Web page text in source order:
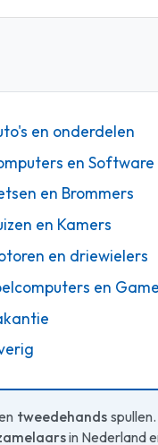
en onderdelen
en Software
en Brommers
en Kamers
en driewielers
en
tweedehands
in Nederland